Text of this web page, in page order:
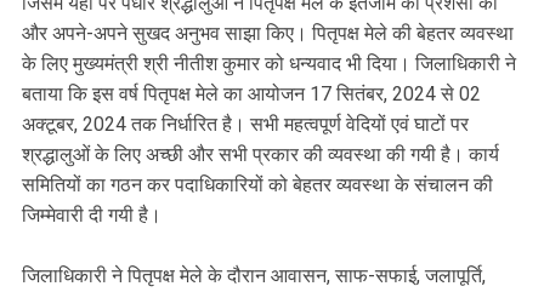
और अपने-अपने सुखद अनुभव साझा किए। पितृपक्ष मेले की बेहतर व्यवस्था
के लिए मुख्यमंत्री श्री नीतीश कुमार को धन्यवाद भी दिया। जिलाधिकारी ने
बताया कि इस वर्ष पितृपक्ष मेले का आयोजन 17 सितंबर, 2024 से 02
अक्टूबर, 2024 तक निर्धारित है। सभी महत्वपूर्ण वेदियों एवं घाटों पर
श्रद्धालुओं के लिए अच्छी और सभी प्रकार की व्यवस्था की गयी है। कार्य
समितियों का गठन कर पदाधिकारियों को बेहतर व्यवस्था के संचालन की
जिम्मेवारी दी गयी है।
जिलाधिकारी ने पितृपक्ष मेले के दौरान आवासन, साफ-सफाई, जलापूर्ति,